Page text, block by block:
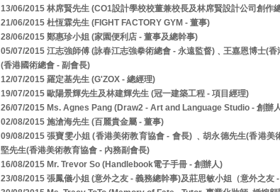
13/06/2015 林席賢先生 (CO1設計學校校董兼校長及林席賢設計公司創作
21/06/2015 杜恆霖先生 (FIGHT FACTORY GYM - 董事)
28/06/2015 鄭惠珍小姐 (家園便利店 - 董事及總幹事)
05/07/2015 江志強師傅 (詠春江志強拳術總會 - 永遠監督)﹑王嘉恩博士(
(香港國術總會 - 副會長)
12/07/2015 羅定基先生 (G'ZOX - 總經理)
19/07/2015 歐陽景輝先生及林建輝先生 (冠一建築工程 - 項目經理)
26/07/2015 Ms. Agnes Pang (Draw2 - Art and Language Studio - 創辦
02/08/2015 施滄海先生 (百麗貴金屬 - 董事)
09/08/2015 張寶雯小姐 (香港美術教育協會 - 會長) ﹑胡永德先生(香港美
堅先生(香港美術教育協會 - 內務副會長)
16/08/2015 Mr. Trevor So (Handlebook電子手冊 - 創辦人)
23/08/2015 張鳳儀小姐 (意外之友 - 義務總幹事)及莊思敏小姐（意外之友 -